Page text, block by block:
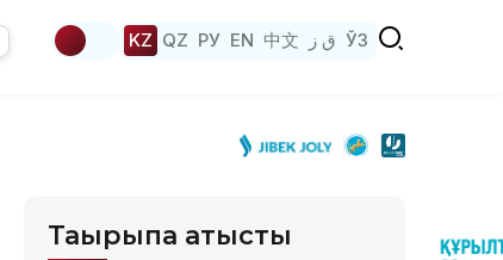
KZ QZ РУ EN 中文 ق ز ЎЗ
Тақырыпқа қатысты